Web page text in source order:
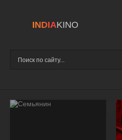
INDIAKINO